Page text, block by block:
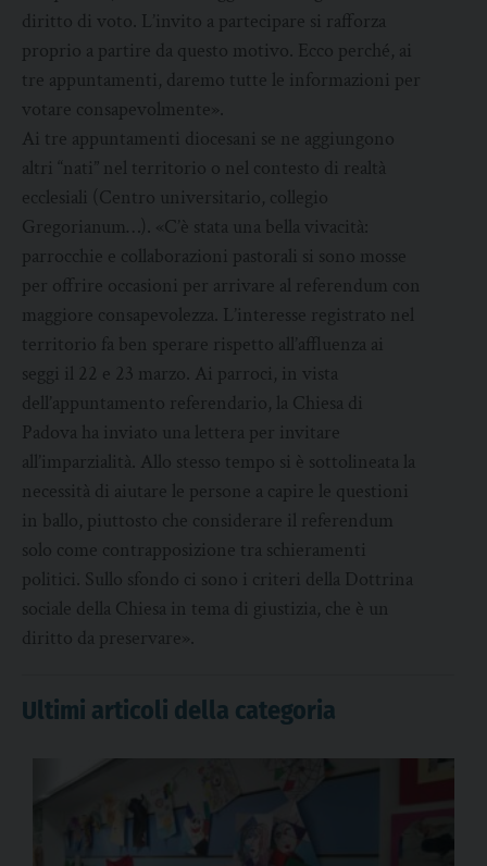
diritto di voto. L’invito a partecipare si rafforza
proprio a partire da questo motivo. Ecco perché, ai
tre appuntamenti, daremo tutte le informazioni per
votare consapevolmente».
Ai tre appuntamenti diocesani se ne aggiungono
altri “nati” nel territorio o nel contesto di realtà
ecclesiali (Centro universitario, collegio
Gregorianum…). «C’è stata una bella vivacità:
parrocchie e collaborazioni pastorali si sono mosse
per offrire occasioni per arrivare al referendum con
maggiore consapevolezza. L’interesse registrato nel
territorio fa ben sperare rispetto all’affluenza ai
seggi il 22 e 23 marzo. Ai parroci, in vista
dell’appuntamento referendario, la Chiesa di
Padova ha inviato una lettera per invitare
all’imparzialità. Allo stesso tempo si è sottolineata la
necessità di aiutare le persone a capire le questioni
in ballo, piuttosto che considerare il referendum
solo come contrapposizione tra schieramenti
politici. Sullo sfondo ci sono i criteri della Dottrina
sociale della Chiesa in tema di giustizia, che è un
diritto da preservare».
Ultimi articoli della categoria